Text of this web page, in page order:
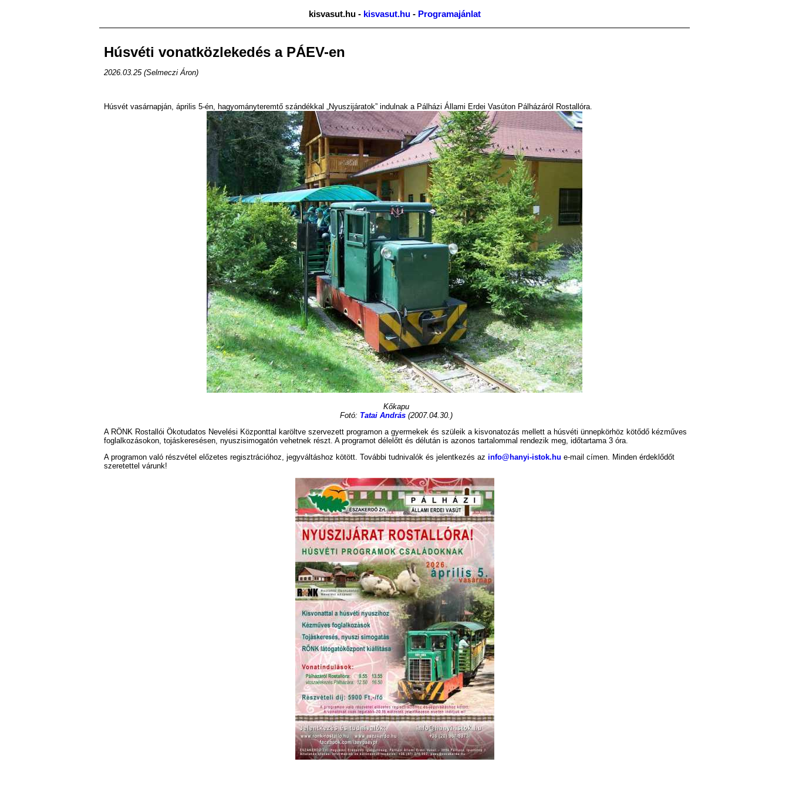
kisvasut.hu - kisvasut.hu- Programajánlat
Húsvéti vonatközlekedés a PÁEV-en
2026.03.25 (Selmeczi Áron)
Húsvét vasárnapján, április 5-én, hagyományteremtő szándékkal „Nyuszijáratok” indulnak a Pálházi Állami Erdei Vasúton Pálházáról Rostallóra.
Kőkapu
Fotó: Tatai András(2007.04.30.)
A RÖNK Rostallói Ökotudatos Nevelési Központtal karöltve szervezett programon a gyermekek és szüleik a kisvonatozás mellett a húsvéti ünnepkörhöz kötődő kézműves
foglalkozásokon, tojáskeresésen, nyuszisimogatón vehetnek részt. A programot délelőtt és délután is azonos tartalommal rendezik meg, időtartama 3 óra.
A programon való részvétel előzetes regisztrációhoz, jegyváltáshoz kötött. További tudnivalók és jelentkezés az info@hanyi-istok.hu e-mail címen. Minden érdeklődőt
szeretettel várunk!